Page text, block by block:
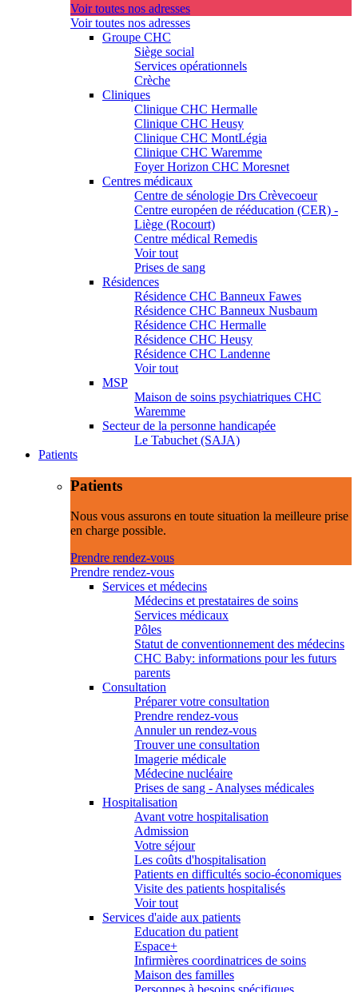
Voir toutes nos adresses
Voir toutes nos adresses
Groupe CHC
Siège social
Services opérationnels
Crèche
Cliniques
Clinique CHC Hermalle
Clinique CHC Heusy
Clinique CHC MontLégia
Clinique CHC Waremme
Foyer Horizon CHC Moresnet
Centres médicaux
Centre de sénologie Drs Crèvecoeur
Centre européen de rééducation (CER) -
Liège (Rocourt)
Centre médical Remedis
Voir tout
Prises de sang
Résidences
Résidence CHC Banneux Fawes
Résidence CHC Banneux Nusbaum
Résidence CHC Hermalle
Résidence CHC Heusy
Résidence CHC Landenne
Voir tout
MSP
Maison de soins psychiatriques CHC
Waremme
Secteur de la personne handicapée
Le Tabuchet (SAJA)
Patients
Patients
Nous vous assurons en toute situation la meilleure prise
en charge possible.
Prendre rendez-vous
Prendre rendez-vous
Services et médecins
Médecins et prestataires de soins
Services médicaux
Pôles
Statut de conventionnement des médecins
CHC Baby: informations pour les futurs
parents
Consultation
Préparer votre consultation
Prendre rendez-vous
Annuler un rendez-vous
Trouver une consultation
Imagerie médicale
Médecine nucléaire
Prises de sang - Analyses médicales
Hospitalisation
Avant votre hospitalisation
Admission
Votre séjour
Les coûts d'hospitalisation
Patients en difficultés socio-économiques
Visite des patients hospitalisés
Voir tout
Services d'aide aux patients
Education du patient
Espace+
Infirmières coordinatrices de soins
Maison des familles